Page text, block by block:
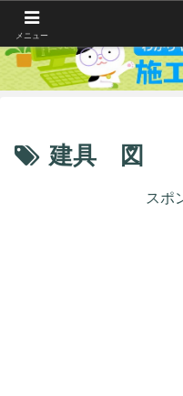
建具 図
スポ
メニュー